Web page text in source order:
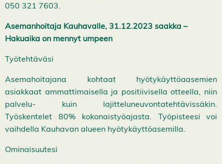
050 321 7603.
Asemanhoitaja Kauhavalle, 31.12.2023 saakka –
Hakuaika on mennyt umpeen
Työtehtäväsi
Asemahoitajana kohtaat hyötykäyttöaasemien
asiakkaat ammattimaisella ja positiivisella otteella, niin
palvelu- kuin lajitteluneuvontatehtävissäkin.
Työskentelet 80% kokonaistyöajasta. Työpisteesi voi
vaihdella Kauhavan alueen hyötykäyttöasemilla.
Ominaisuutesi